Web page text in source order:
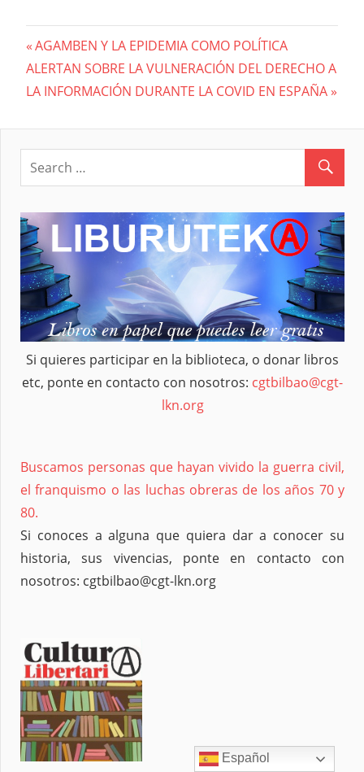
Navegación
de
entradas
Previous
Post:
AGAMBEN Y LA EPIDEMIA COMO POLÍTICA
Next
Post:
ALERTAN SOBRE LA VULNERACIÓN DEL DERECHO A
LA INFORMACIÓN DURANTE LA COVID EN ESPAÑA
Si quieres participar en la biblioteca, o donar libros
etc, ponte en contacto con nosotros: cgtbilbao@cgt-
lkn.org
Buscamos personas que hayan vivido la guerra civil,
el franquismo o las luchas obreras de los años 70 y
80.
Si conoces a alguna que quiera dar a conocer su
historia, sus vivencias, ponte en contacto con
nosotros: cgtbilbao@cgt-lkn.org
Español